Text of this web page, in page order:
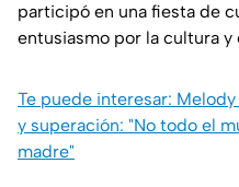
participó en una fiesta de
entusiasmo por la cultura
Te puede interesar:
y superación: "No todo el
madre"